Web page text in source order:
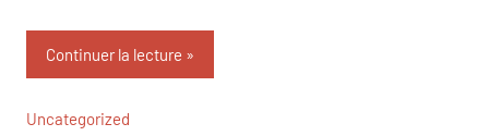
Continuer la lecture
Uncategorized